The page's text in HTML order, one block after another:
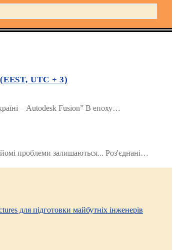
UTC + 3)
– Autodesk Fusion” В епоху…
проблеми залишаються... Роз'єднані…
для підготовки майбутніх інженерів